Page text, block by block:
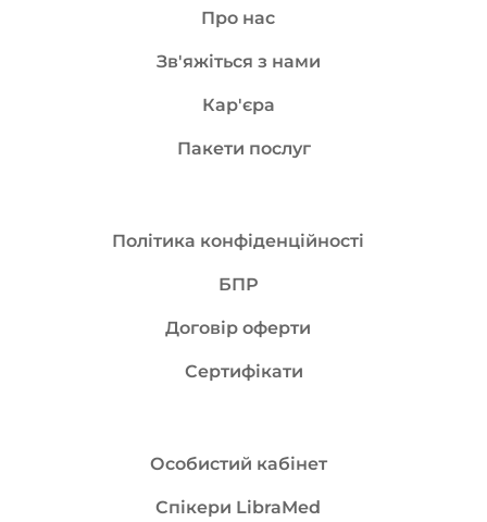
Про нас
Зв'яжіться з нами
Кар'єра
Пакети послуг
Політика конфіденційності
БПР
Договір оферти
Сертифікати
Особистий кабінет
Спікери LibraMed